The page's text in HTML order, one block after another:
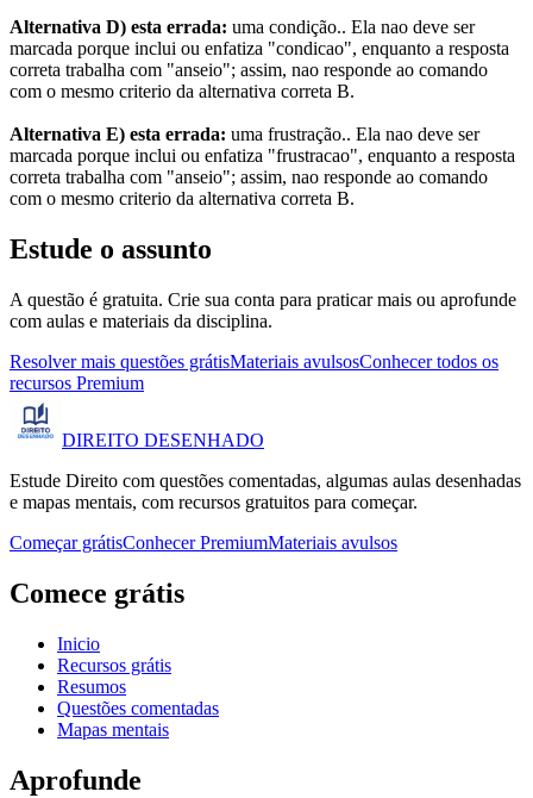
Alternativa D) esta errada: uma condição.. Ela nao deve ser
marcada porque inclui ou enfatiza "condicao", enquanto a resposta
correta trabalha com "anseio"; assim, nao responde ao comando
com o mesmo criterio da alternativa correta B.
Alternativa E) esta errada: uma frustração.. Ela nao deve ser
marcada porque inclui ou enfatiza "frustracao", enquanto a resposta
correta trabalha com "anseio"; assim, nao responde ao comando
com o mesmo criterio da alternativa correta B.
Estude o assunto
A questão é gratuita. Crie sua conta para praticar mais ou aprofunde
com aulas e materiais da disciplina.
Resolver mais questões grátisMateriais avulsosConhecer todos os
recursos Premium
DIREITO DESENHADO
Estude Direito com questões comentadas, algumas aulas desenhadas
e mapas mentais, com recursos gratuitos para começar.
Começar grátisConhecer PremiumMateriais avulsos
Comece grátis
Inicio
Recursos grátis
Resumos
Questões comentadas
Mapas mentais
Aprofunde